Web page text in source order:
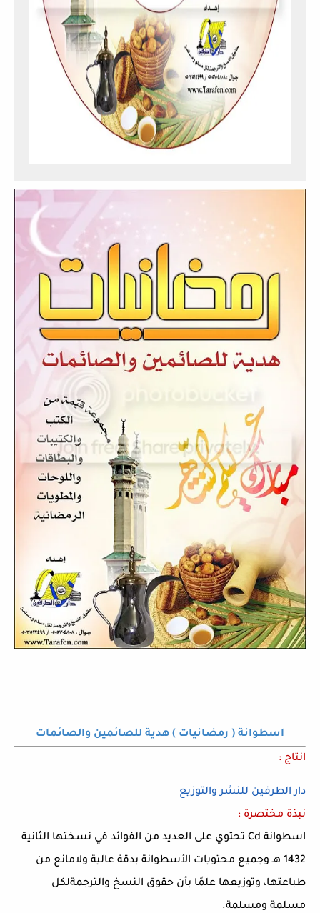
اسطوانة ( رمضانيات ) هدية للصائمين والصائمات
انتاج :
دار الطرفين للنشر والتوزيع
نبذة مختصرة :
اسطوانة Cd تحتوي على العديد من الفوائد في نسختها الثانية
1432 هـ وجميع محتويات الأسطوانة بدقة عالية ولامانع من
طباعتها، وتوزيعها علمًا بأن حقوق النسخ والترجمةلكل
مسلمة ومسلمة.